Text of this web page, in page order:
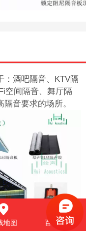
：酒吧隔音、KTV隔
空间隔音、舞厅隔
音要求的场所。
地图 百度商桥